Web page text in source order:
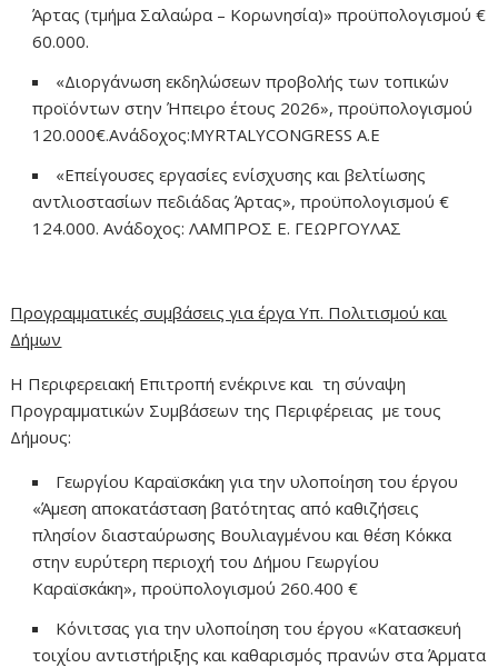
Άρτας (τμήμα Σαλαώρα – Κορωνησία)» προϋπολογισμού €
60.000.
«Διοργάνωση εκδηλώσεων προβολής των τοπικών
προϊόντων στην Ήπειρο έτους 2026», προϋπολογισμού
120.000€.Aνάδοχος:MYRTALYCONGRESS Α.Ε
«Επείγουσες εργασίες ενίσχυσης και βελτίωσης
αντλιοστασίων πεδιάδας Άρτας», προϋπολογισμού €
124.000. Ανάδοχος: ΛΑΜΠΡΟΣ Ε. ΓΕΩΡΓΟΥΛΑΣ
Προγραμματικές συμβάσεις για έργα Υπ. Πολιτισμού και
Δήμων
Η Περιφερειακή Επιτροπή ενέκρινε και τη σύναψη
Προγραμματικών Συμβάσεων της Περιφέρειας με τους
Δήμους:
Γεωργίου Καραϊσκάκη για την υλοποίηση του έργου
«Άμεση αποκατάσταση βατότητας από καθιζήσεις
πλησίον διασταύρωσης Βουλιαγμένου και θέση Κόκκα
στην ευρύτερη περιοχή του Δήμου Γεωργίου
Καραϊσκάκη», προϋπολογισμού 260.400 €
Κόνιτσας για την υλοποίηση του έργου «Κατασκευή
τοιχίου αντιστήριξης και καθαρισμός πρανών στα Άρματα